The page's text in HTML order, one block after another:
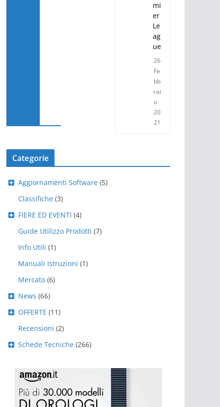
mi
er
Le
ag
ue
26
Fe
bb
rai
o
20
21
Categorie
Aggiornamenti Software(5)
Classifiche(3)
FIERE ED EVENTI (4)
Guide Utilizzo Prodotti (7)
Info Utili (1)
Manuali Istruzioni (1)
Mercato(6)
News (66)
OFFERTE (11)
Recensioni (2)
Schede Tecniche(266)